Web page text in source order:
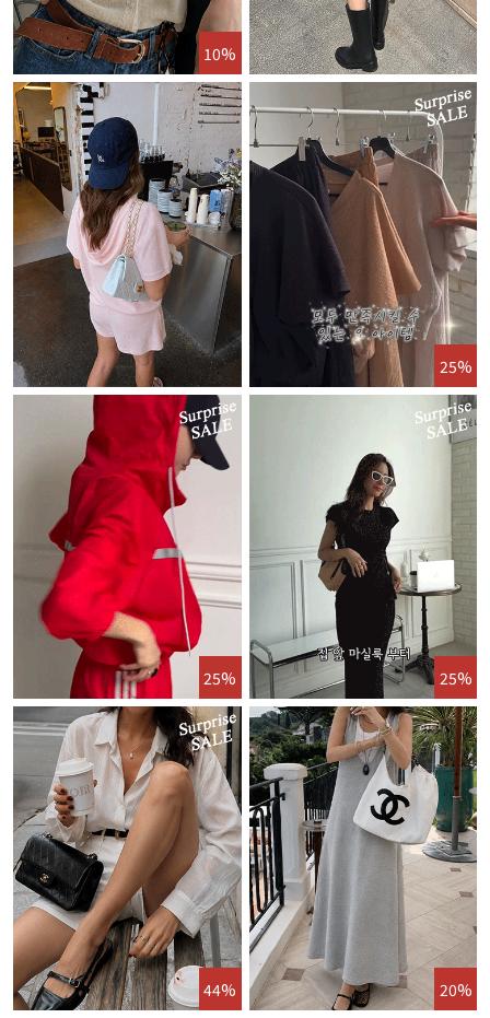
10%
25%
25% 25%
44% 20%